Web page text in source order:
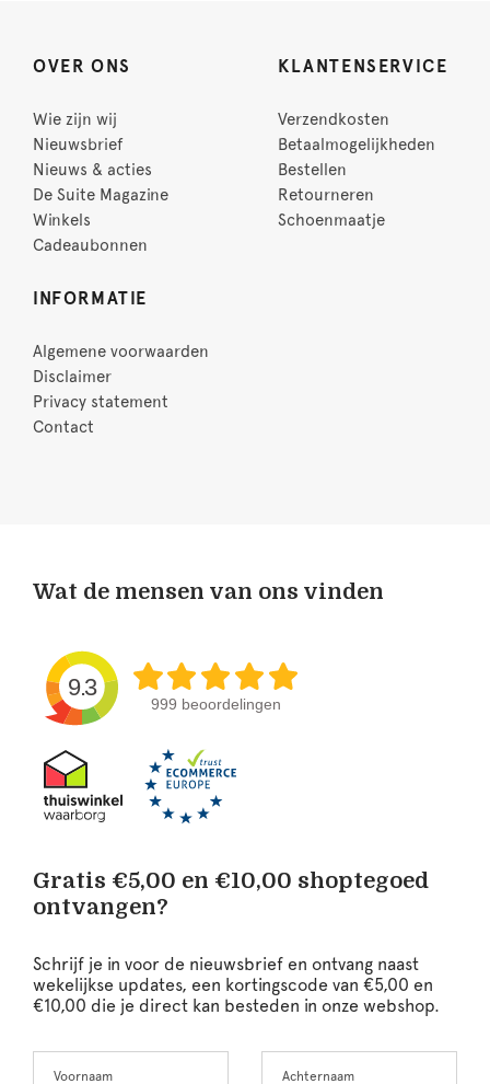
OVER ONS
Wie zijn wij
Nieuwsbrief
Nieuws & acties
De Suite Magazine
Winkels
Cadeaubonnen
KLANTENSERVICE
Verzendkosten
Betaalmogelijkheden
Bestellen
Retourneren
Schoenmaatje
INFORMATIE
Algemene voorwaarden
Disclaimer
Privacy statement
Contact
Wat de mensen van ons vinden
9.3
999 beoordelingen
Gratis €5,00 en €10,00 shoptegoed
ontvangen?
Schrijf je in voor de nieuwsbrief en ontvang naast
wekelijkse updates, een kortingscode van €5,00 en
€10,00 die je direct kan besteden in onze webshop.
this